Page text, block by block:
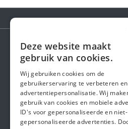
Steunactie
Over ons
In de media
Veiligheid &
Deze website maakt
gebruik van cookies.
Wij gebruiken cookies om de
gebruikerservaring te verbeteren
advertentiepersonalisatie. Wij
gebruik van cookies en mobiele
ID's voor gepersonaliseerde en niet-
gepersonaliseerde advertenties.